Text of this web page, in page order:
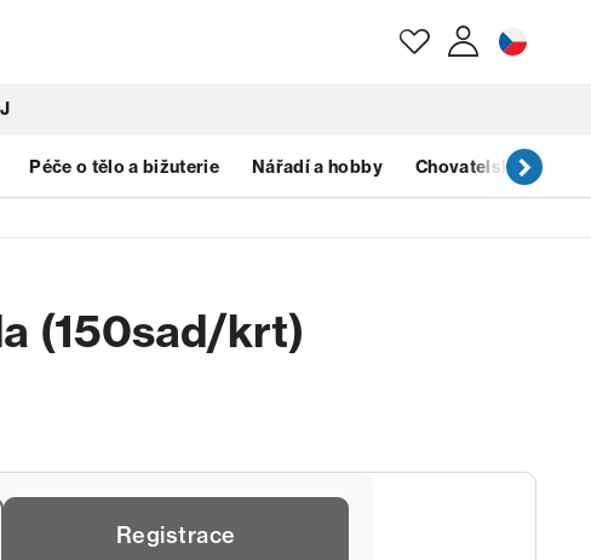
Zapomenuté heslo?
Péče o tělo a bižuterie Nářadí a hobby Chovatelské
(150sad/krt)
Registrace